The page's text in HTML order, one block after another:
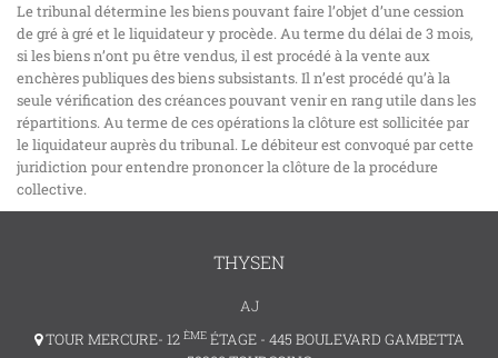
Le tribunal détermine les biens pouvant faire l’objet d’une cession
de gré à gré et le liquidateur y procède. Au terme du délai de 3 mois,
si les biens n’ont pu être vendus, il est procédé à la vente aux
enchères publiques des biens subsistants. Il n’est procédé qu’à la
seule vérification des créances pouvant venir en rang utile dans les
répartitions. Au terme de ces opérations la clôture est sollicitée par
le liquidateur auprès du tribunal. Le débiteur est convoqué par cette
juridiction pour entendre prononcer la clôture de la procédure
collective.
THYSEN
AJ
TOUR MERCURE- 12 ÈMEÉTAGE - 445 BOULEVARD GAMBETTA